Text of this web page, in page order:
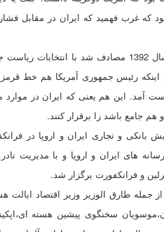
که غرب فهمید که ایران در مقابل
وی افزود: سال 1392 مصادف شد با
اینکه رئیس جمهوری آمریکا هم خط
آمد. این هم یعنی که ایران در موارد
هم جامع باشد را برقرار کنند.
های ایران و اروپا و با مدیریت
و فرانکفورت برگزار شد.
نفر از جمله طارق الوزیر وزیر اقتصاد
سخنگوی پیشین هسته